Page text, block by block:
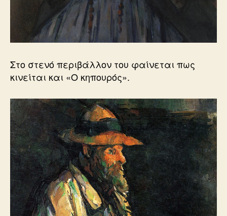
Στο στενό περιβάλλον του φαίνεται πως
κινείται και «Ο κηπουρός».